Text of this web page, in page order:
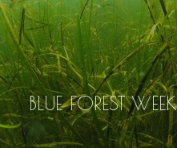
BLUE FOREST